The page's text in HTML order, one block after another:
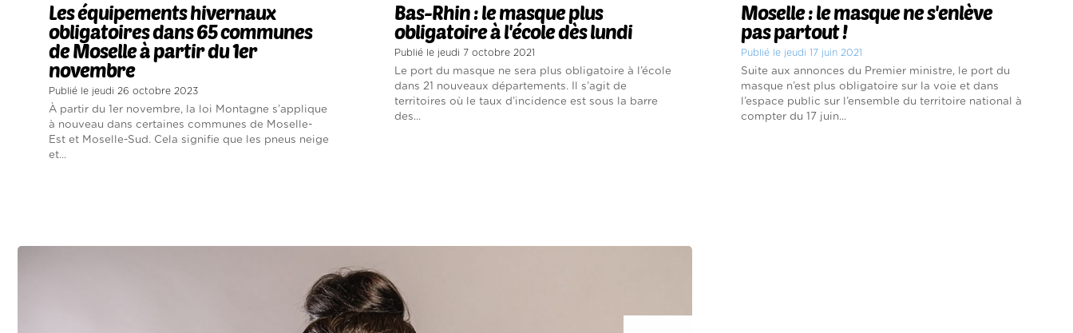
Les équipements hivernaux
obligatoires dans 65 communes
de Moselle à partir du 1er
novembre
Publié le jeudi 26 octobre 2023
À partir du 1er novembre, la loi Montagne s’applique
à nouveau dans certaines communes de Moselle-
Est et Moselle-Sud. Cela signifie que les pneus neige
et...
Bas-Rhin : le masque plus
obligatoire à l'école dès lundi
Publié le jeudi 7 octobre 2021
Le port du masque ne sera plus obligatoire à l’école
dans 21 nouveaux départements. Il s’agit de
territoires où le taux d’incidence est sous la barre
des...
Moselle : le masque ne s'enlève
pas partout !
Publié le jeudi 17 juin 2021
Suite aux annonces du Premier ministre, le port du
masque n’est plus obligatoire sur la voie et dans
l’espace public sur l’ensemble du territoire national à
compter du 17 juin...